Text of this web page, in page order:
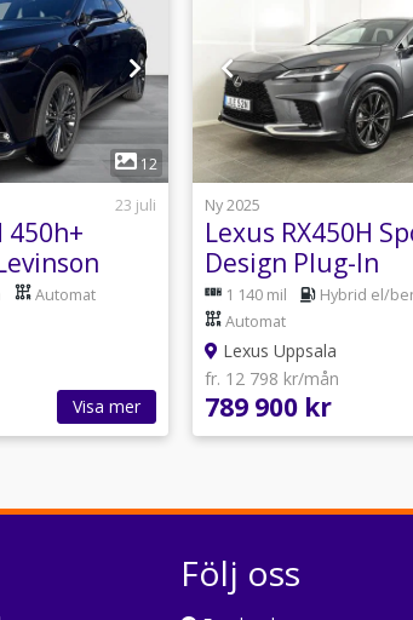
12
23 juli
450h+
Automat
Visa mer
1
Ny 2025
Lexus RX450H
Design Plug-In
1 140 mil
Hybrid el/
Automat
Lexus Uppsala
fr. 12 798 kr/mån
789 900 kr
Följ oss